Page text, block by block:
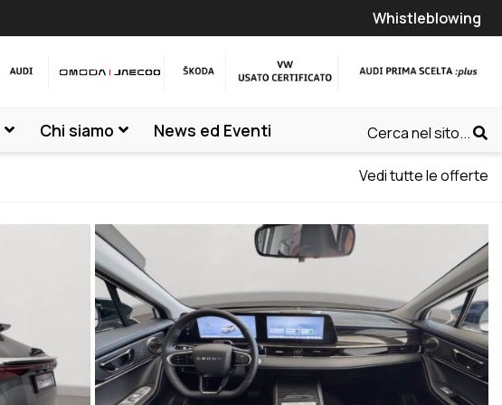
Whistleblowing
Chi siamo News ed Eventi Cerca nel sito...
Vedi tutte le offerte